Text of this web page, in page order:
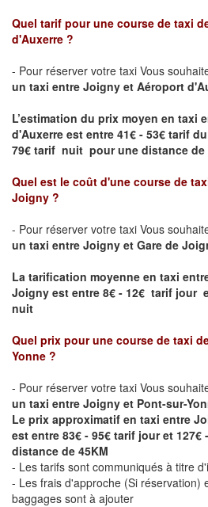
Quel tarif pour une course de taxi
d'Auxerre ?
- Pour réserver votre taxi Vous
un taxi entre Joigny et Aéroport
L’estimation du prix moyen en taxi
d'Auxerre est entre 41€ - 53€ tarif
79€ tarif nuit pour une distance de
Quel est le coût d'une course de
Joigny ?
- Pour réserver votre taxi Vous
un taxi entre Joigny et Gare de
La tarification moyenne en taxi
Joigny est entre 8€ - 12€ tarif jour
nuit
Quel prix pour une course de taxi
Yonne ?
- Pour réserver votre taxi Vous
un taxi entre Joigny et Pont-sur-
Le prix approximatif en taxi entre
est entre 83€ - 95€ tarif jour et
distance de 45KM
- Les tarifs sont communiqués à titre
- Les frais d'approche (Si réservation)
baggages sont à ajouter